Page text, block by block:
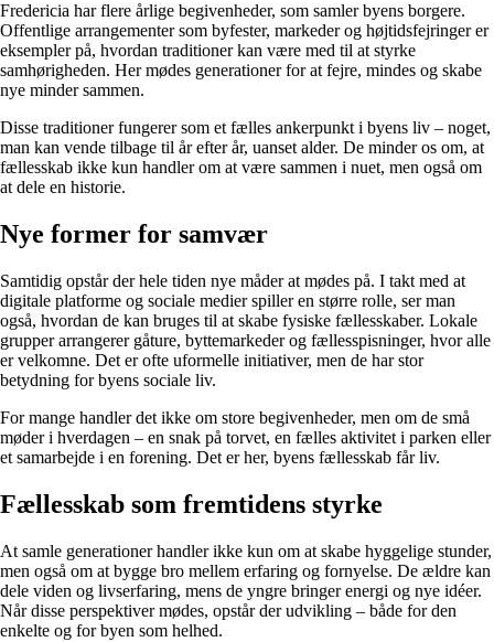
Fredericia har flere årlige begivenheder, som samler byens borgere.
Offentlige arrangementer som byfester, markeder og højtidsfejringer er
eksempler på, hvordan traditioner kan være med til at styrke
samhørigheden. Her mødes generationer for at fejre, mindes og skabe
nye minder sammen.
Disse traditioner fungerer som et fælles ankerpunkt i byens liv – noget,
man kan vende tilbage til år efter år, uanset alder. De minder os om, at
fællesskab ikke kun handler om at være sammen i nuet, men også om
at dele en historie.
Nye former for samvær
Samtidig opstår der hele tiden nye måder at mødes på. I takt med at
digitale platforme og sociale medier spiller en større rolle, ser man
også, hvordan de kan bruges til at skabe fysiske fællesskaber. Lokale
grupper arrangerer gåture, byttemarkeder og fællesspisninger, hvor alle
er velkomne. Det er ofte uformelle initiativer, men de har stor
betydning for byens sociale liv.
For mange handler det ikke om store begivenheder, men om de små
møder i hverdagen – en snak på torvet, en fælles aktivitet i parken eller
et samarbejde i en forening. Det er her, byens fællesskab får liv.
Fællesskab som fremtidens styrke
At samle generationer handler ikke kun om at skabe hyggelige stunder,
men også om at bygge bro mellem erfaring og fornyelse. De ældre kan
dele viden og livserfaring, mens de yngre bringer energi og nye idéer.
Når disse perspektiver mødes, opstår der udvikling – både for den
enkelte og for byen som helhed.